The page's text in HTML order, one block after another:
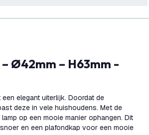
elegant uiterlijk. Doordat de
deze in vele huishoudens. Met de
op een mooie manier ophangen. Dit
en een plafondkap voor een mooie